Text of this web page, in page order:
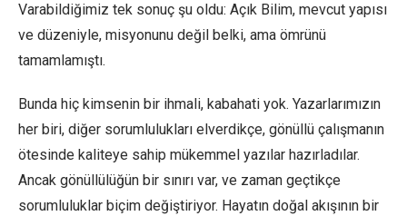
Varabildiğimiz tek sonuç şu oldu: Açık Bilim, mevcut yapısı
ve düzeniyle, misyonunu değil belki, ama ömrünü
tamamlamıştı.
Bunda hiç kimsenin bir ihmali, kabahati yok. Yazarlarımızın
her biri, diğer sorumlulukları elverdikçe, gönüllü çalışmanın
ötesinde kaliteye sahip mükemmel yazılar hazırladılar.
Ancak gönüllülüğün bir sınırı var, ve zaman geçtikçe
sorumluluklar biçim değiştiriyor. Hayatın doğal akışının bir